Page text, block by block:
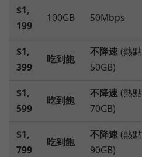
$1,
199
100GB 50Mbps
$1,
399
吃到飽
不降速(熱點
50GB)
$1,
599
吃到飽
不降速(熱點
70GB)
$1,
799
吃到飽
不降速(熱點
90GB)